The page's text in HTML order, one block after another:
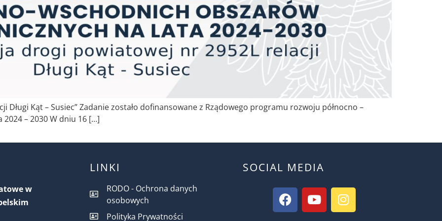
Kąt – Susiec” Zadanie zostało dofinansowane z Rządowego programu rozwoju północno –
– 2030 W dniu 16 […]
w
LINKI
RODO - Ochrona danych
osobowych
Polityka Prywatności
SOCIAL MEDIA